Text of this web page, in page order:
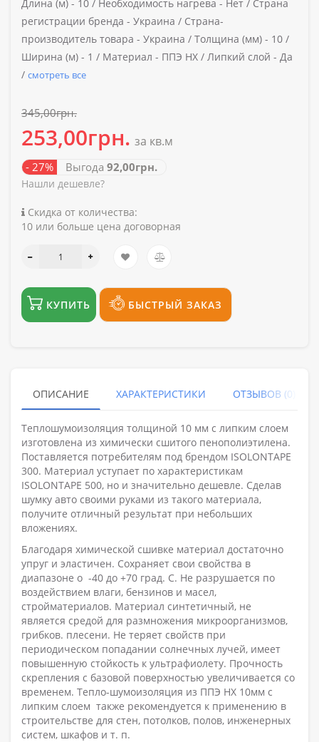
Длина (м) - 10 / Необходимость нагрева - Нет / Страна
регистрации бренда - Украина / Страна-
производитель товара - Украина / Толщина (мм) - 10 /
Ширина (м) - 1 / Материал - ППЭ НХ / Липкий слой - Да
/ смотреть все
345,00грн.
253,00грн. за кв.м
- 27% Выгода 92,00грн.
Нашли дешевле?
Скидка от количества:
10 или больше цена договорная
КУПИТЬ БЫСТРЫЙ ЗАКАЗ
ОПИСАНИЕ ХАРАКТЕРИСТИКИ ОТЗЫВОВ (0)
Теплошумоизоляция толщиной 10 мм с липким слоем
изготовлена из химически сшитого пенополиэтилена.
Поставляется потребителям под брендом ISOLONTAPE
300. Материал уступает по характеристикам
ISOLONTAPE 500, но и значительно дешевле. Сделав
шумку авто своими руками из такого материала,
получите отличный результат при небольших
вложениях.
Благодаря химической сшивке материал достаточно
упруг и эластичен. Сохраняет свои свойства в
диапазоне о -40 до +70 град. С. Не разрушается по
воздействием влаги, бензинов и масел,
стройматериалов. Материал синтетичный, не
является средой для размножения микроорганизмов,
грибков. плесени. Не теряет свойств при
периодическом попадании солнечных лучей, имеет
повышенную стойкость к ультрафиолету. Прочность
скрепления с базовой поверхностью увеличивается со
временем. Тепло-шумоизоляция из ППЭ НХ 10мм с
липким слоем также рекомендуется к применению в
строительстве для стен, потолков, полов, инженерных
систем, шкафов и т. п.